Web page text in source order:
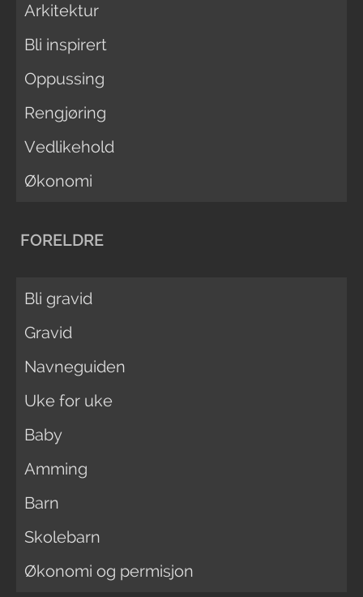
Arkitektur
Bli inspirert
Oppussing
Rengjøring
Vedlikehold
Økonomi
FORELDRE
Bli gravid
Gravid
Navneguiden
Uke for uke
Baby
Amming
Barn
Skolebarn
Økonomi og permisjon